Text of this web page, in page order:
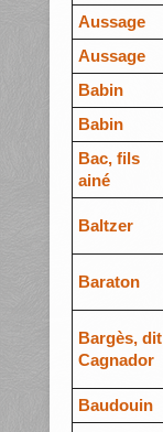
Aussage
Aussage
Babin
Babin
Bac, fils
ainé
Baltzer
Baraton
Bargès, dit
Cagnador
Baudouin